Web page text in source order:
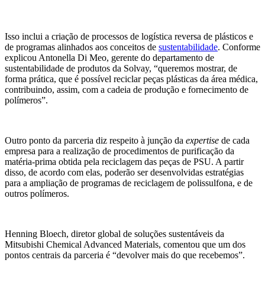
Isso inclui a criação de processos de logística reversa de plásticos e
de programas alinhados aos conceitos de sustentabilidade. Conforme
explicou Antonella Di Meo, gerente do departamento de
sustentabilidade de produtos da Solvay, “queremos mostrar, de
forma prática, que é possível reciclar peças plásticas da área médica,
contribuindo, assim, com a cadeia de produção e fornecimento de
polímeros”.
Outro ponto da parceria diz respeito à junção da expertise de cada
empresa para a realização de procedimentos de purificação da
matéria-prima obtida pela reciclagem das peças de PSU. A partir
disso, de acordo com elas, poderão ser desenvolvidas estratégias
para a ampliação de programas de reciclagem de polissulfona, e de
outros polímeros.
Henning Bloech, diretor global de soluções sustentáveis ​​da
Mitsubishi Chemical Advanced Materials, comentou que um dos
pontos centrais da parceria é “devolver mais do que recebemos”.